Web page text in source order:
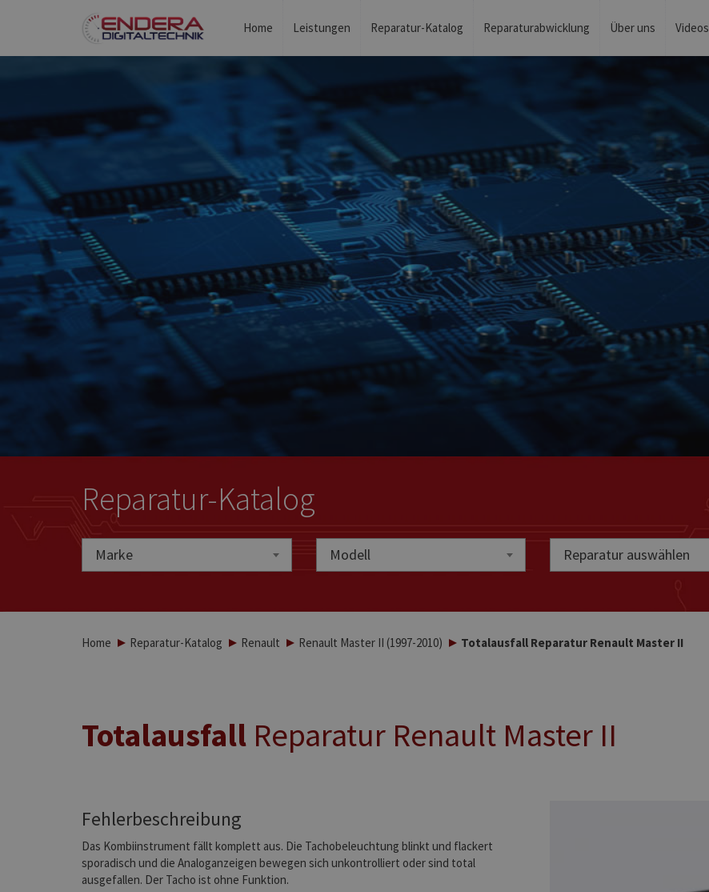
Home Leistungen Reparatur-Katalog Reparaturabwicklung Über uns Videos
Reparatur-Katalog
MarkeMarke Modell Reparatur auswählen
Home Reparatur-Katalog Renault Renault Master II (1997-2010) Totalausfall Reparatur Renault Master II
Totalausfall Reparatur Renault Master II
Fehlerbeschreibung
Das Kombiinstrument fällt komplett aus. Die Tachobeleuchtung blinkt und flackert
sporadisch und die Analoganzeigen bewegen sich unkontrolliert oder sind total
ausgefallen. Der Tacho ist ohne Funktion.